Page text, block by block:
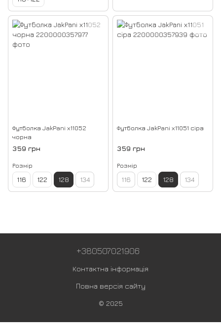
Футболка JakPani х11052
чорна
359 грн
Розмір
116 122 128 134
Футболка JakPani х11051 сіра
359 грн
Розмір
116 122 128 134
+380507021906
Контактна інформація
Повна версія сайту
© 2025